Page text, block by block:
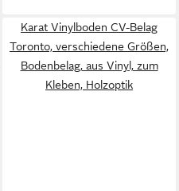
Karat Vinylboden CV-Belag
Toronto, verschiedene Größen,
Bodenbelag, aus Vinyl, zum
Kleben, Holzoptik